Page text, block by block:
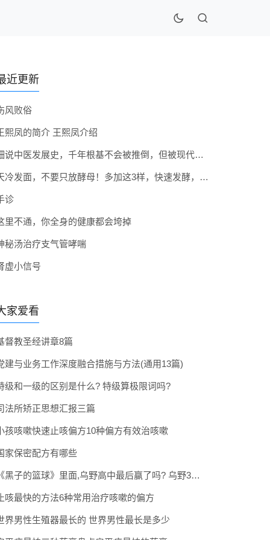
近更新
风败俗
熙凤的简介 王熙凤介绍
细说中医发展史，千年根基不会被推倒，但被现代医疗模式堵住出路
天冷发面，不要只放酵母！多加这3样，快速发酵，蓬松香软弹性十足
诊
里不通，你全身的健康都会垮掉
秘汤治疗支气管哮喘
虚小信号
家爱看
督教圣经讲章8篇
建与业务工作深度融合措施与方法(通用13篇)
级和一级的区别是什么? 特级算极限词吗?
法所矫正思想汇报三篇
孩咳嗽快速止咳偏方10种偏方有效治咳嗽
家保密配方有哪些
《黑子的篮球》里面,乌野高中最后赢了吗? 乌野3年拿到全国冠军了吗
咳最快的方法6种常用治疗咳嗽的偏方
界男性生殖器最长的 世界男性最长是多少